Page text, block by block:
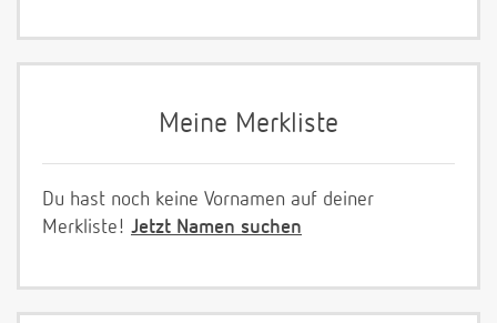
Meine Merkliste
Du hast noch keine Vornamen auf deiner
Merkliste! Jetzt Namen suchen